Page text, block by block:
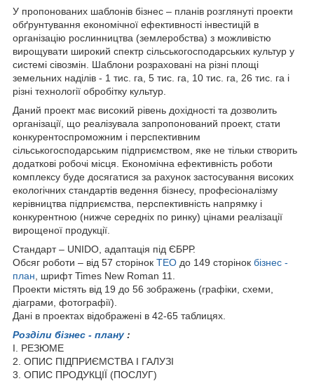
У пропонованих шаблонів бізнес – планів розглянуті проекти
обґрунтування економічної ефективності інвестицій в
організацію рослинництва (землеробства) з можливістю
вирощувати широкий спектр сільськогосподарських культур у
системі сівозмін. Шаблони розраховані на різні площі
земельних наділів - 1 тис. га, 5 тис. га, 10 тис. га, 26 тис. га і
різні технології обробітку культур.
Даний проект має високий рівень дохідності та дозволить
організації, що реалізувала запропонований проект, стати
конкурентоспроможним і перспективним
сільськогосподарським підприємством, яке не тільки створить
додаткові робочі місця. Економічна ефективність роботи
комплексу буде досягатися за рахунок застосування високих
екологічних стандартів ведення бізнесу, професіоналізму
керівництва підприємства, перспективність напрямку і
конкурентною (нижче середніх по ринку) цінами реалізації
вирощеної продукції.
Стандарт – UNIDO, адаптація під ЄБРР.
Обсяг роботи – від 57 сторінок ТЕО до 149 сторінок бізнес -
план , шрифт Times New Roman 11.
Проекти містять від 19 до 56 зображень (графіки, схеми,
діаграми, фотографії).
Дані в проектах відображені в 42-65 таблицях.
Розділи бізнес - плану :
I. РЕЗЮМЕ
2. ОПИС ПІДПРИЄМСТВА І ГАЛУЗІ
3. ОПИС ПРОДУКЦІЇ (ПОСЛУГ)